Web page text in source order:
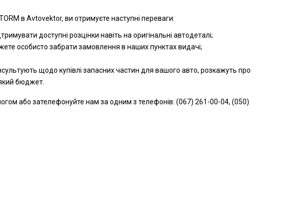
в Avtovektor, ви отримуєте наступні переваги:
доступні розцінки навіть на оригінальні автодеталі;
особисто забрати замовлення в наших пунктах видачі;
щодо купівлі запасних частин для вашого авто, розкажуть про
бюджет.
або зателефонуйте нам за одним з телефонів: (067) 261-00-04, (050)